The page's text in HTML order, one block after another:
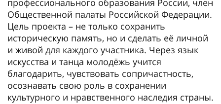
профессионального образования России, член
Общественной палаты Российской Федерации.
Цель проекта – не только сохранить
историческую память, но и сделать её личной
и живой для каждого участника. Через язык
искусства и танца молодёжь учится
благодарить, чувствовать сопричастность,
осознавать свою роль в сохранении
культурного и нравственного наследия страны.